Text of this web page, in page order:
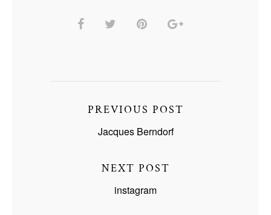
PREVIOUS POST
Jacques Berndorf
NEXT POST
instagram